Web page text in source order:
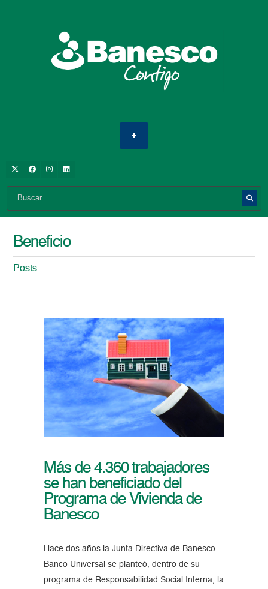
Beneficio
Posts
Más de 4.360 trabajadores
se han beneficiado del
Programa de Vivienda de
Banesco
Hace dos años la Junta Directiva de Banesco
Banco Universal se planteó, dentro de su
programa de Responsabilidad Social Interna, la